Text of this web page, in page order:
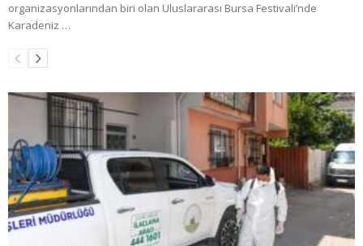
organizasyonlarından biri olan Uluslararası Bursa Festivali’nde
Karadeniz …